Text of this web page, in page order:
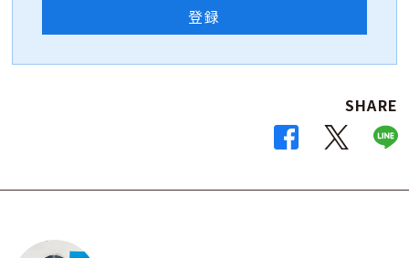
登録
SHARE